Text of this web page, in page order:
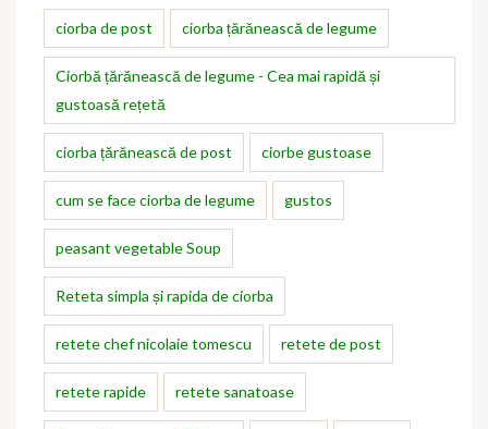
ciorba de post ciorba țărănească de legume
Ciorbă țărănească de legume - Cea mai rapidă și
gustoasă rețetă
ciorba țărănească de post ciorbe gustoase
cum se face ciorba de legume gustos
peasant vegetable Soup
Reteta simpla și rapida de ciorba
retete chef nicolaie tomescu retete de post
retete rapide retete sanatoase